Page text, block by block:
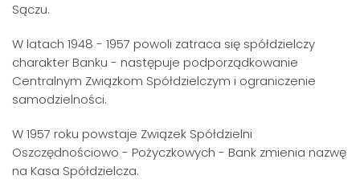
Sączu.
W latach 1948 - 1957 powoli zatraca się spółdzielczy
charakter Banku - następuje podporządkowanie
Centralnym Związkom Spółdzielczym i ograniczenie
samodzielności.
W 1957 roku powstaje Związek Spółdzielni
Oszczędnościowo - Pożyczkowych - Bank zmienia nazwę
na Kasa Spółdzielcza.